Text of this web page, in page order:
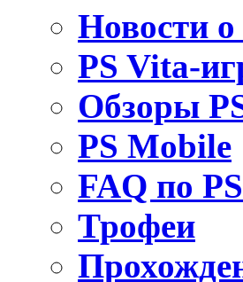
Новости
PS Vita-
Обзоры
PS Mobile
FAQ по
Трофеи